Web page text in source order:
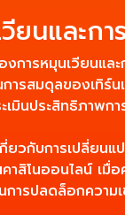
นและกา
การหมุนเวียนแ
ารสมดุลของเทิ
มินประสิทธิภาพกา
ยวกับการเปลี่ยน
าสิโนออนไลน์ เ
ารปลดล็อกควา